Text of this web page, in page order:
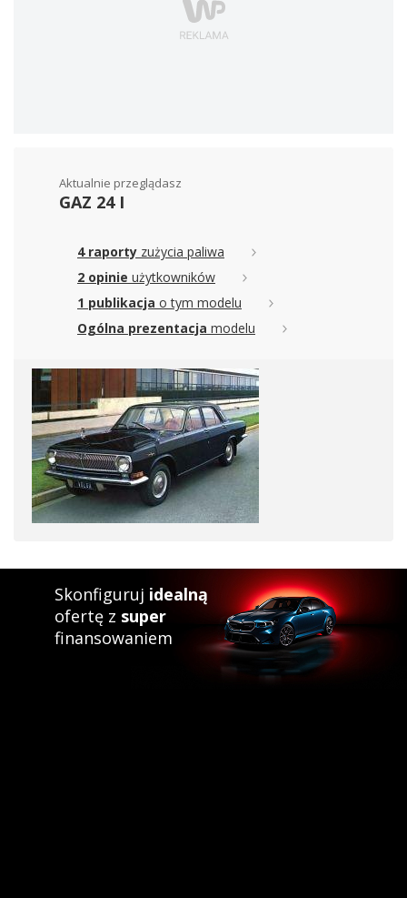
Aktualnie przeglądasz
GAZ 24 I
4 raporty zużycia paliwa
2 opinie użytkowników
1 publikacja o tym modelu
Ogólna prezentacja modelu
Skonfiguruj idealną
ofertę z super
finansowaniem